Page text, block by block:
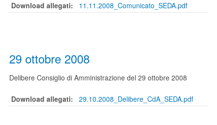
Download allegati: 11.11.2008_Comunicato_SEDA.pdf
29 ottobre 2008
Delibere Consiglio di Amministrazione del 29 ottobre 2008
Download allegati: 29.10.2008_Delibere_CdA_SEDA.pdf